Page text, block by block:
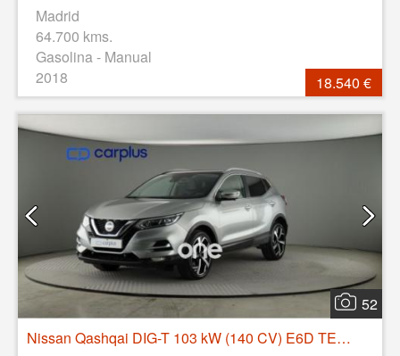
Madrid
64.700 kms.
Gasolina - Manual
2018
18.540 €
52
Nissan Qashqai DIG-T 103 kW (140 CV) E6D TEKNA+